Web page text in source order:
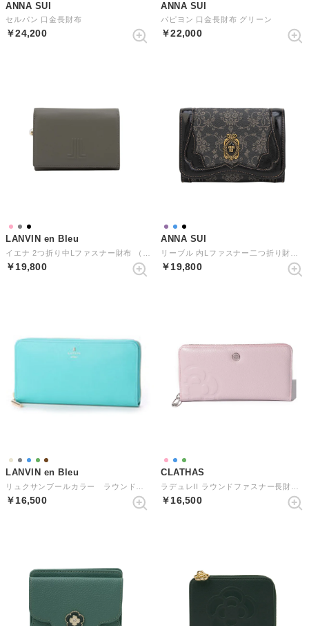
ANNA SUI
セルパン 口金長財布
￥24,200
ANNA SUI
パピヨン 口金長財布 グリーン
￥22,000
LANVIN en Bleu
￥19,800
ANNA SUI
￥19,800
LANVIN en Bleu
￥16,500
CLATHAS
￥16,500